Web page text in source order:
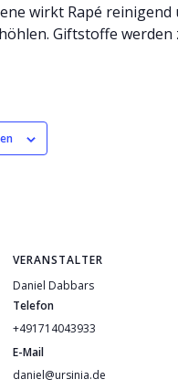
wirkt Rapé
Giftstoffe werden
VERANSTALTER
Daniel Dabbars
Telefon
+491714043933
E-Mail
daniel@ursinia.de